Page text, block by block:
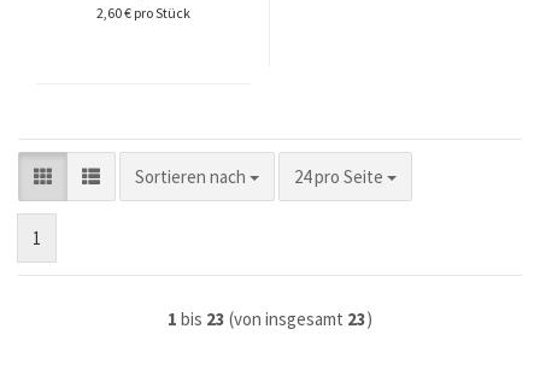
2,60 € pro Stück
Sortieren nach
Sortieren nach 24 pro Seite
pro Seite
1
1 bis 23 (von insgesamt 23)